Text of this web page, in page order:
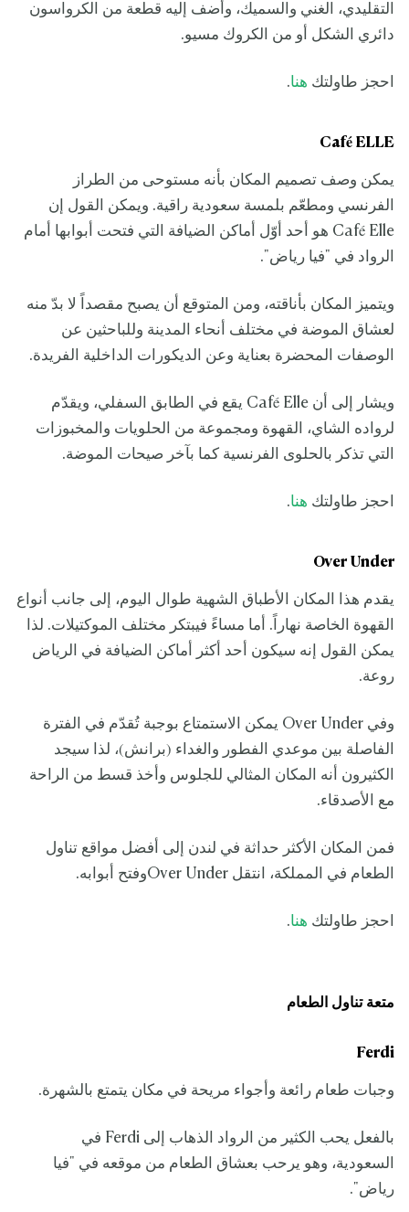
التقليدي، الغني والسميك، وأضف إليه قطعة من الكرواسون
دائري الشكل أو من الكروك مسيو.
احجز طاولتك هنا.
Café ELLE
يمكن وصف تصميم المكان بأنه مستوحى من الطراز
الفرنسي ومطعّم بلمسة سعودية راقية. ويمكن القول إن
Café Elle هو أحد أوّل أماكن الضيافة التي فتحت أبوابها أمام
الرواد في "فيا رياض".
ويتميز المكان بأناقته، ومن المتوقع أن يصبح مقصداً لا بدّ منه
لعشاق الموضة في مختلف أنحاء المدينة وللباحثين عن
الوصفات المحضرة بعناية وعن الديكورات الداخلية الفريدة.
ويشار إلى أن Café Elle يقع في الطابق السفلي، ويقدّم
لرواده الشاي، القهوة ومجموعة من الحلويات والمخبوزات
التي تذكر بالحلوى الفرنسية كما بآخر صيحات الموضة.
احجز طاولتك هنا.
Over Under
يقدم هذا المكان الأطباق الشهية طوال اليوم، إلى جانب أنواع
القهوة الخاصة نهاراً. أما مساءً فيبتكر مختلف الموكتيلات. لذا
يمكن القول إنه سيكون أحد أكثر أماكن الضيافة في الرياض
روعة.
وفي Over Under يمكن الاستمتاع بوجبة تُقدّم في الفترة
الفاصلة بين موعدي الفطور والغداء (برانش)، لذا سيجد
الكثيرون أنه المكان المثالي للجلوس وأخذ قسط من الراحة
مع الأصدقاء.
فمن المكان الأكثر حداثة في لندن إلى أفضل مواقع تناول
الطعام في المملكة، انتقل Over Underوفتح أبوابه.
احجز طاولتك هنا.
متعة تناول الطعام
Ferdi
وجبات طعام رائعة وأجواء مريحة في مكان يتمتع بالشهرة.
بالفعل يحب الكثير من الرواد الذهاب إلى Ferdi في
السعودية، وهو يرحب بعشاق الطعام من موقعه في "فيا
رياض".